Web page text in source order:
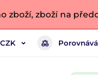
zboží na
CZK